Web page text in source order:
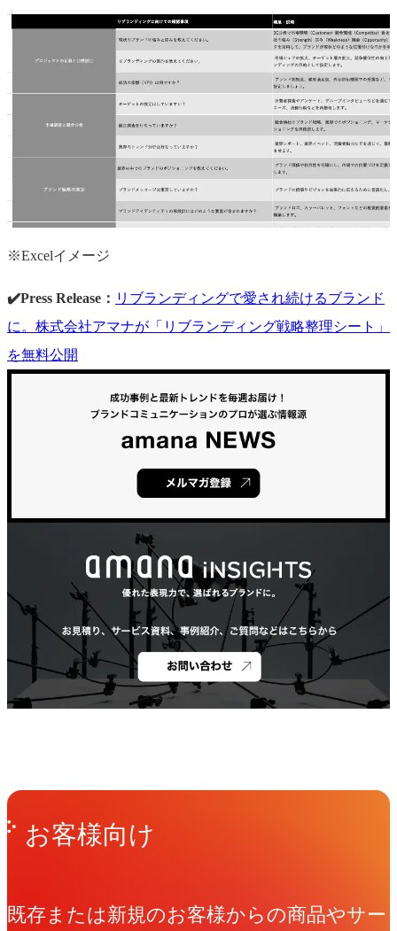
※Excelイメージ
✔️Press Release： リブランディングで愛され続けるブランド
に。株式会社アマナが「リブランディング戦略整理シート」
を無料公開
Get in Touchお問い合わせ
お客様向け
既存または新規のお客様からの商品やサー